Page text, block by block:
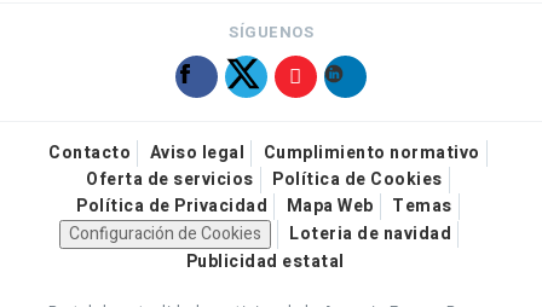
SÍGUENOS
Contacto Aviso legal
Cumplimiento normativo
Oferta de servicios
Política de Cookies
Política de Privacidad
Mapa Web
Temas
Configuración de Cookies
Loteria de navidad
Publicidad estatal